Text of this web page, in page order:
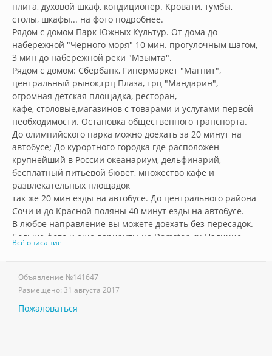
плита, духовой шкаф, кондиционер. Кровати, тумбы,
столы, шкафы... на фото подробнее.
Рядом с домом Парк Южных Культур. От дома до
набережной "Черного моря" 10 мин. прогулочным шагом,
3 мин до набережной реки "Мзымта".
Рядом с домом: Сбербанк, Гипермаркет "Магнит",
центральный рынок,трц Плаза, трц "Мандарин",
огромная детская площадка, ресторан,
кафе, столовые,магазинов с товарами и услугами первой
необходимости. Остановка общественного транспорта.
До олимпийского парка можно доехать за 20 минут на
автобусе; До курортного городка где расположен
крупнейший в России океанариум, дельфинарий,
бесплатный питьевой бювет, множество кафе и
развлекательных площадок
так же 20 мин езды на автобусе. До центрального района
Сочи и до Красной поляны 40 минут езды на автобусе.
В любое направление вы можете доехать без пересадок.
Больше фото и еще варианты на Domstop.ru Наличие
свободных чисел и дополнительную информацию можно
Всё описание
Объявление №141647
Размещено: 31 августа 2017
Пожаловаться